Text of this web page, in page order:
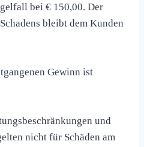
bei € 150,00. Der
bleibt dem Kunden
Gewinn ist
und
nicht für Schäden am